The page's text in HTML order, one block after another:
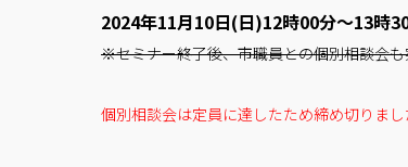
2024年11月10日(日)12時00分～13時
※セミナー終了後、市職員との個別相談会
個別相談会は定員に達したため締め切りまし